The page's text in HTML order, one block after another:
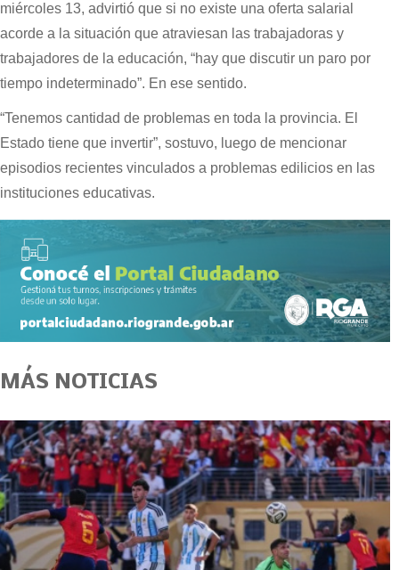
miércoles 13, advirtió que si no existe una oferta salarial
acorde a la situación que atraviesan las trabajadoras y
trabajadores de la educación, “hay que discutir un paro por
tiempo indeterminado”. En ese sentido.
“Tenemos cantidad de problemas en toda la provincia. El
Estado tiene que invertir”, sostuvo, luego de mencionar
episodios recientes vinculados a problemas edilicios en las
instituciones educativas.
MÁS NOTICIAS